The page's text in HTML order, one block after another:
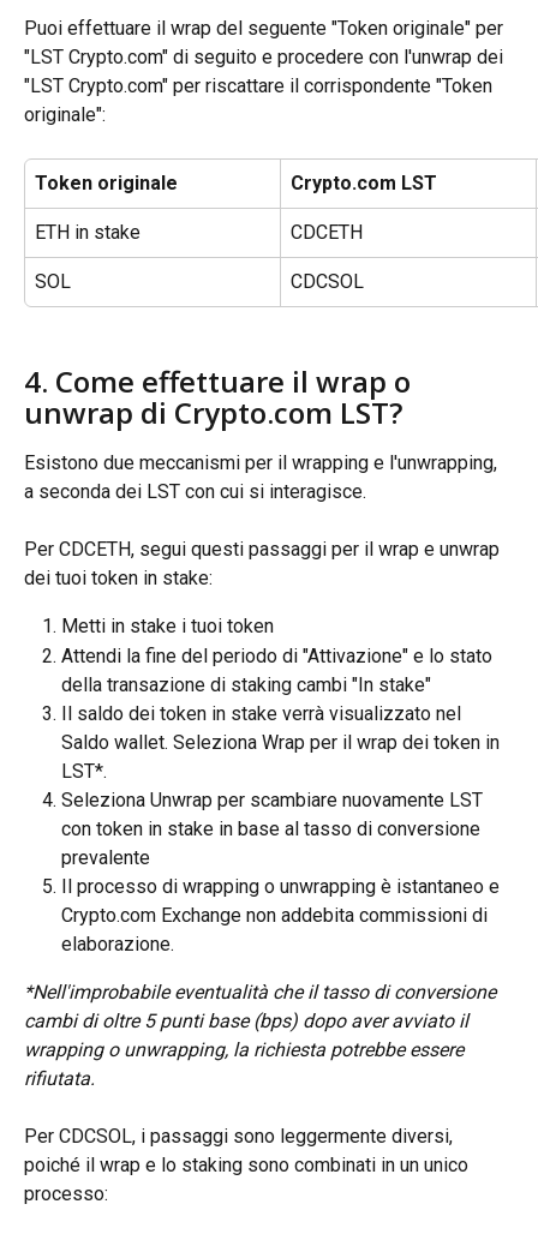
Puoi effettuare il wrap del seguente "Token originale" per
"LST Crypto.com" di seguito e procedere con l'unwrap dei
"LST Crypto.com" per riscattare il corrispondente "Token
originale":
Token originale Crypto.com LST
ETH in stake CDCETH
SOL CDCSOL
4. Come effettuare il wrap o
unwrap di Crypto.com LST?
Esistono due meccanismi per il wrapping e l'unwrapping,
a seconda dei LST con cui si interagisce.
Per CDCETH, segui questi passaggi per il wrap e unwrap
dei tuoi token in stake:
Metti in stake i tuoi token
Attendi la fine del periodo di "Attivazione" e lo stato
della transazione di staking cambi "In stake"
Il saldo dei token in stake verrà visualizzato nel
Saldo wallet. Seleziona Wrap per il wrap dei token in
LST*.
Seleziona Unwrap per scambiare nuovamente LST
con token in stake in base al tasso di conversione
prevalente
Il processo di wrapping o unwrapping è istantaneo e
Crypto.com Exchange non addebita commissioni di
elaborazione.
*Nell'improbabile eventualità che il tasso di conversione
cambi di oltre 5 punti base (bps) dopo aver avviato il
wrapping o unwrapping, la richiesta potrebbe essere
rifiutata.
Per CDCSOL, i passaggi sono leggermente diversi,
poiché il wrap e lo staking sono combinati in un unico
processo: